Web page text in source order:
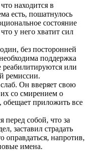
находится в
есть, пошатнулось
состояние
у него хватит сил
без посторонней
поддержка
реабилитируются или
ремиссии.
Он вверяет свою
со смирением о
обещает приложить все
перед собой, что за
заставил страдать
оправдаться, напротив,
имена.